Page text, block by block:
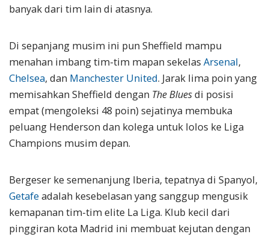
banyak dari tim lain di atasnya.
Di sepanjang musim ini pun Sheffield mampu
menahan imbang tim-tim mapan sekelas Arsenal,
Chelsea, dan Manchester United. Jarak lima poin yang
memisahkan Sheffield dengan The Bluesdi posisi
empat (mengoleksi 48 poin) sejatinya membuka
peluang Henderson dan kolega untuk lolos ke Liga
Champions musim depan.
Bergeser ke semenanjung Iberia, tepatnya di Spanyol,
Getafe adalah kesebelasan yang sanggup mengusik
kemapanan tim-tim elite La Liga. Klub kecil dari
pinggiran kota Madrid ini membuat kejutan dengan